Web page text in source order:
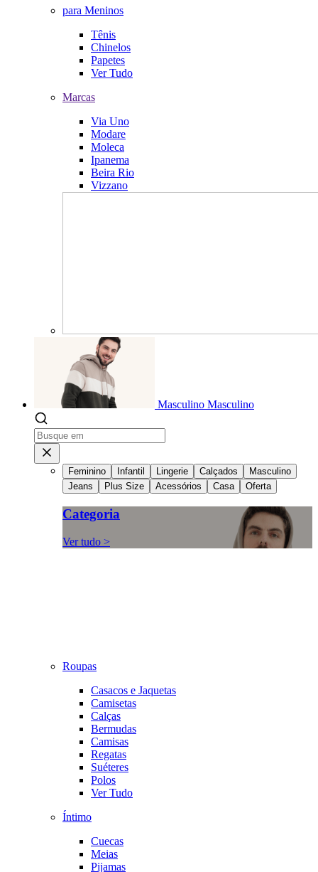
para Meninos
Tênis
Chinelos
Papetes
Ver Tudo
Marcas
Via Uno
Modare
Moleca
Ipanema
Beira Rio
Vizzano
Masculino Masculino
Feminino Infantil Lingerie Calçados
Masculino
Jeans
Plus Size Acessórios Casa Oferta
Categoria
Ver tudo >
Roupas
Casacos e Jaquetas
Camisetas
Calças
Bermudas
Camisas
Regatas
Suéteres
Polos
Ver Tudo
Íntimo
Cuecas
Meias
Pijamas